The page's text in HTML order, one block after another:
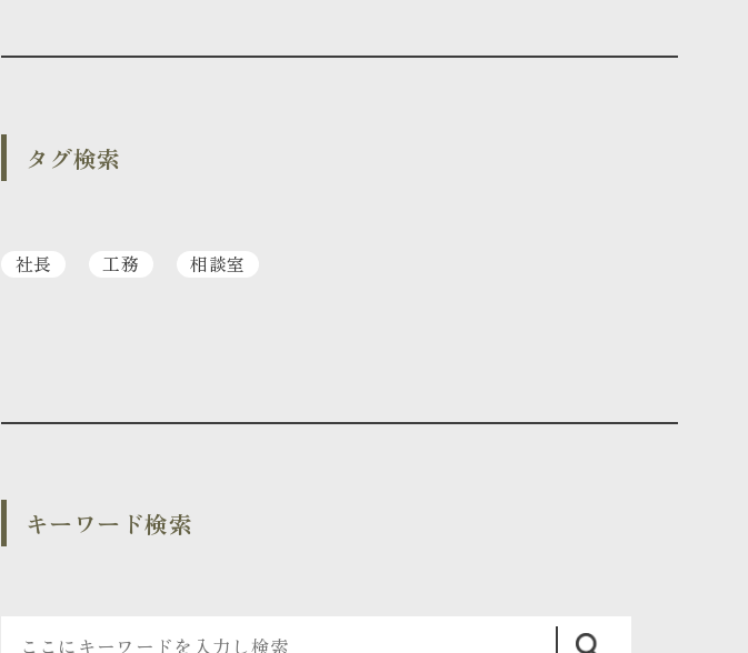
タグ検索
社長 工務 相談室
キーワード検索